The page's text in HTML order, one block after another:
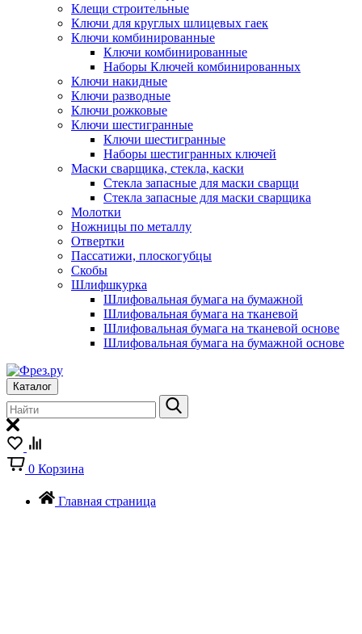
Клещи строительные
Ключи для круглых шлицевых гаек
Ключи комбинированные
Ключи комбинированные
Наборы Ключей комбинированных
Ключи накидные
Ключи разводные
Ключи рожковые
Ключи шестигранные
Ключи шестигранные
Наборы шестигранных ключей
Маски сварщика, стекла, каски
Стекла запасные для маски сварщи
Стекла запасные для маски сварщика
Молотки
Ножницы по металлу
Отвертки
Пассатижи, плоскогубцы
Скобы
Шлифшкурка
Шлифовальная бумага на бумажной
Шлифовальная бумага на тканевой
Шлифовальная бумага на тканевой основе
Шлифовальная бумага на бумажной основе
Каталог
0 Корзина
Главная страница